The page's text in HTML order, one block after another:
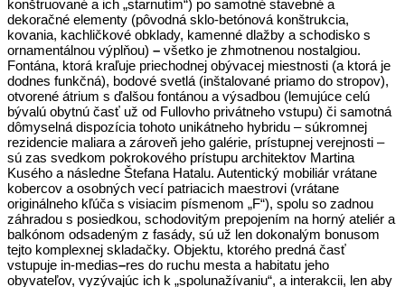
konštruované a ich „starnutím“) po samotné stavebné a
dekoračné elementy (pôvodná sklo-betónová konštrukcia,
kovania, kachličkové obklady, kamenné dlažby a schodisko s
ornamentálnou výplňou) – všetko je zhmotnenou nostalgiou.
Fontána, ktorá kraľuje priechodnej obývacej miestnosti (a ktorá je
dodnes funkčná), bodové svetlá (inštalované priamo do stropov),
otvorené átrium s ďalšou fontánou a výsadbou (lemujúce celú
bývalú obytnú časť už od Fullovho privátneho vstupu) či samotná
dômyselná dispozícia tohoto unikátneho hybridu – súkromnej
rezidencie maliara a zároveň jeho galérie, prístupnej verejnosti –
sú zas svedkom pokrokového prístupu architektov Martina
Kusého a následne Štefana Hatalu. Autentický mobiliár vrátane
kobercov a osobných vecí patriacich maestrovi (vrátane
originálneho kľúča s visiacim písmenom „F“), spolu so zadnou
záhradou s posiedkou, schodovitým prepojením na horný ateliér a
balkónom odsadeným z fasády, sú už len dokonalým bonusom
tejto komplexnej skladačky. Objektu, ktorého predná časť
vstupuje in-medias–res do ruchu mesta a habitatu jeho
obyvateľov, vyzývajúc ich k „spolunažívaniu“, a interakcii, len aby